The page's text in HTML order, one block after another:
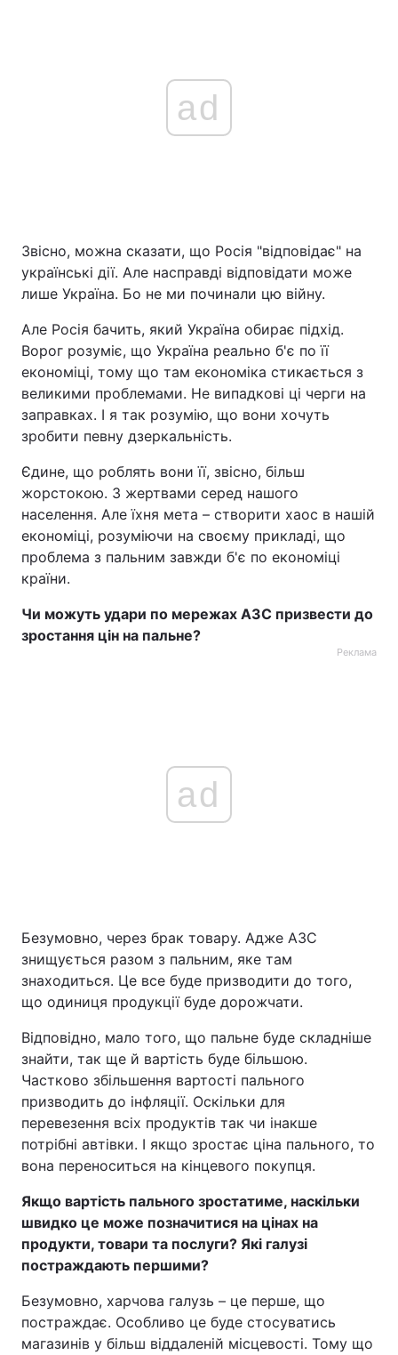
ad
Звісно, можна сказати, що Росія "відповідає" на
українські дії. Але насправді відповідати може
лише Україна. Бо не ми починали цю війну.
Але Росія бачить, який Україна обирає підхід.
Ворог розуміє, що Україна реально б'є по її
економіці, тому що там економіка стикається з
великими проблемами. Не випадкові ці черги на
заправках. І я так розумію, що вони хочуть
зробити певну дзеркальність.
Єдине, що роблять вони її, звісно, більш
жорстокою. З жертвами серед нашого
населення. Але їхня мета – створити хаос в нашій
економіці, розуміючи на своєму прикладі, що
проблема з пальним завжди б'є по економіці
країни.
Чи можуть удари по мережах АЗС призвести до
зростання цін на пальне?
Реклама
ad
Безумовно, через брак товару. Адже АЗС
знищується разом з пальним, яке там
знаходиться. Це все буде призводити до того,
що одиниця продукції буде дорожчати.
Відповідно, мало того, що пальне буде складніше
знайти, так ще й вартість буде більшою.
Частково збільшення вартості пального
призводить до інфляції. Оскільки для
перевезення всіх продуктів так чи інакше
потрібні автівки. І якщо зростає ціна пального, то
вона переноситься на кінцевого покупця.
Якщо вартість пального зростатиме, наскільки
швидко це може позначитися на цінах на
продукти, товари та послуги? Які галузі
постраждають першими?
Безумовно, харчова галузь – це перше, що
постраждає. Особливо це буде стосуватись
магазинів у більш віддаленій місцевості. Тому що